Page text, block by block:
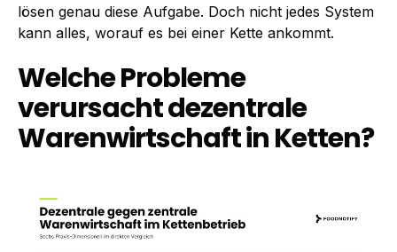
lösen genau diese Aufgabe. Doch nicht jedes System
kann alles, worauf es bei einer Kette ankommt.
Welche Probleme
verursacht dezentrale
Warenwirtschaft in Ketten?